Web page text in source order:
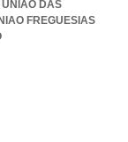
DAS
FREGUESIAS